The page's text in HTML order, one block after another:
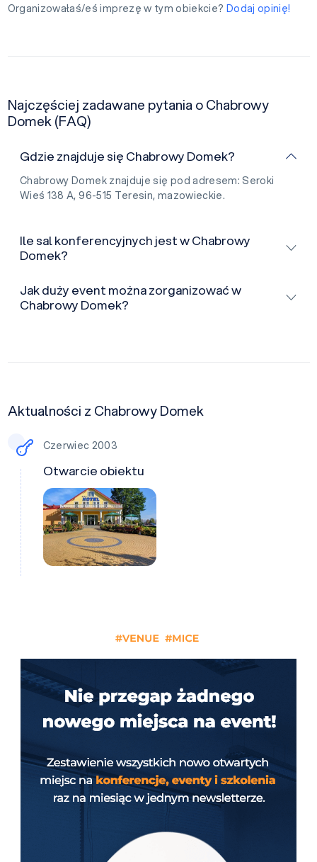
Organizowałaś/eś imprezę w tym obiekcie? Dodaj opinię!
Najczęściej zadawane pytania o Chabrowy
Domek (FAQ)
Gdzie znajduje się Chabrowy Domek?
Chabrowy Domek znajduje się pod adresem: Seroki
Wieś 138 A, 96-515 Teresin, mazowieckie.
Ile sal konferencyjnych jest w Chabrowy
Domek?
Jak duży event można zorganizować w
Chabrowy Domek?
Aktualności z Chabrowy Domek
Czerwiec 2003
Otwarcie obiektu